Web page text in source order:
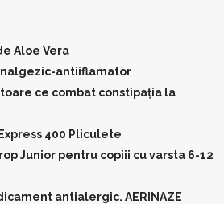
Aloe Vera
antiiflamator
ce combat constipația la
400 Pliculete
Junior pentru copiii cu varsta 6-12
antialergic. AERINAZE